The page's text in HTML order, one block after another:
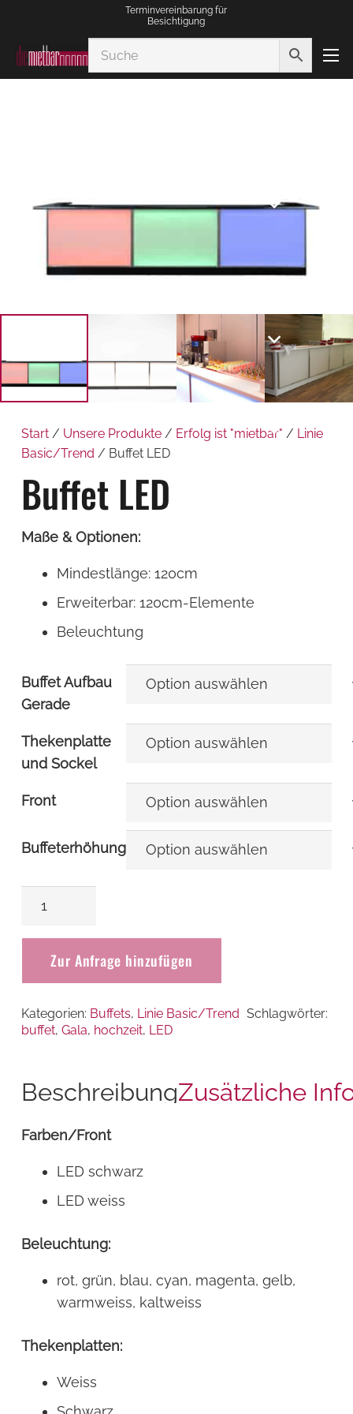
Terminvereinbarung für
Besichtigung
Start / Unsere Produkte / Erfolg ist "mietbar" / Linie
Basic/Trend / Buffet LED
Buffet LED
Maße & Optionen:
Mindestlänge: 120cm
Erweiterbar: 120cm-Elemente
Beleuchtung
Buffet Aufbau
Gerade
Thekenplatte
und Sockel
Front
Buffeterhöhung
Menge
Zur Anfrage hinzufügen
Kategorien: Buffets, Linie Basic/Trend Schlagwörter:
buffet, Gala, hochzeit, LED
BeschreibungZusätzliche
Farben/Front
LED schwarz
LED weiss
Beleuchtung:
rot, grün, blau, cyan, magenta, gelb,
warmweiss, kaltweiss
Thekenplatten:
Weiss